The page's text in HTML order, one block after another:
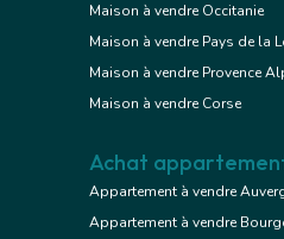
Maison à vendre Occitanie
Maison à vendre Pays de la
Maison à vendre Provence
Maison à vendre Corse
Achat
Appartement à vendre
Appartement à vendre